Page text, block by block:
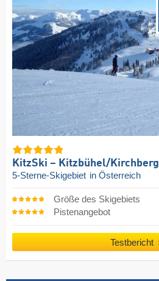
KitzSki – Kitzbühel/​Kirchberg
5-Sterne-Skigebiet in Österreich
Größe des Skigebiets
Pistenangebot
Testbericht